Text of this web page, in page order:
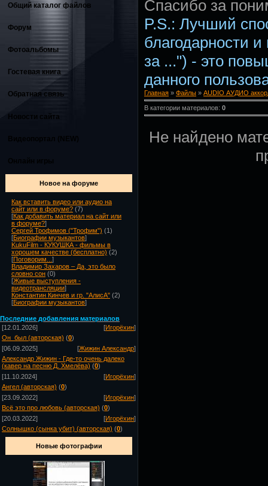
Общий каталог файлов
Форум
Фотоальбомы
Гостевая книга
Обратная связь
Новости сайта
Новое на форуме
Как вставить видео или аудио на
сайт или в форуме? (7)
[Как добавить материал на сайт или
в форуме?]
Сергей Трофимов ("Трофим") (1)
[Биографии музыкантов]
KukuFilm - КУКУШКА - фильмы в
хорошем качестве (бесплатно) (2)
[Поговорим... ]
Владимир Захаров – Да, это было
словно сон (0)
[Живые выступления -
видеотрансляции]
Константин Кинчев и гр. "АлисА" (2)
[Биографии музыкантов]
Последние добавления материалов
[12.01.2026]
[Игорёхин]
Он_был (авторская) (0)
[06.09.2025]
[Жижин Александр]
Александр Жижин - Где-то очень далеко
(кавер на песню Д. Хмелёва) (0)
[11.10.2024]
[Игорёхин]
Ангел (авторская) (0)
[23.09.2022]
[Игорёхин]
Всё это про любовь (авторская) (0)
[20.03.2022]
[Игорёхин]
Солнышко (сынка убит) (авторская) (0)
Новые фотографии
Спасибо за
P.S.: Лучший
благодарности
за ...") - это
данного
Главная » Файлы » AUDIO АУДИО
В категории материалов: 0
Не найдено